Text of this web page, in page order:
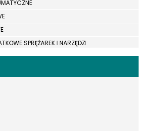
SPRĘŻAREK I NARZĘDZI